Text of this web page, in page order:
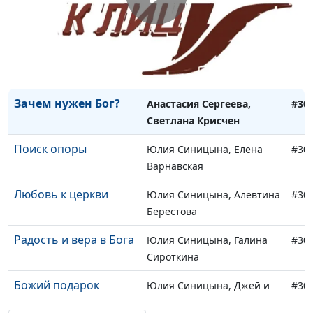
Тарасюк
Вдохновение от Бога
Юлия Синицына,
Анатолий Дмитриевич
Тарасюк
Зачем нужен Бог?
Анастасия Сергеева,
Светлана Крисчен
Поиск опоры
Юлия Синицына, Елена
Варнавская
Любовь к церкви
Юлия Синицына, Алевтина
Берестова
Радость и вера в Бога
Юлия Синицына, Галина
Сироткина
Божий подарок
Юлия Синицына, Джей и